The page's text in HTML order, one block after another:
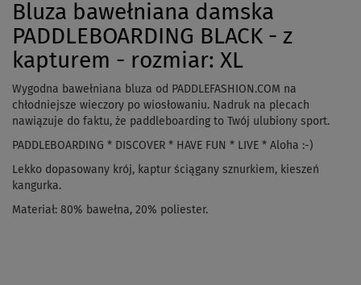
Bluza bawełniana damska
PADDLEBOARDING BLACK - z
kapturem - rozmiar: XL
Wygodna bawełniana bluza od PADDLEFASHION.COM na
chłodniejsze wieczory po wiosłowaniu. Nadruk na plecach
nawiązuje do faktu, że paddleboarding to Twój ulubiony sport.
PADDLEBOARDING * DISCOVER * HAVE FUN * LIVE * Aloha :-)
Lekko dopasowany krój, kaptur ściągany sznurkiem, kieszeń
kangurka.
Materiał: 80% bawełna, 20% poliester.